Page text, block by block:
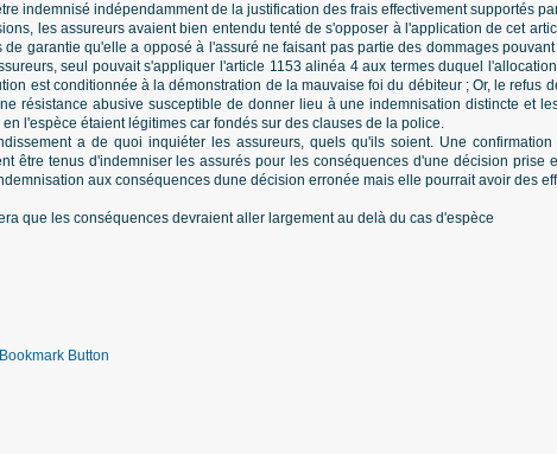
indemnisé indépendamment de la justification des frais effectivement supportés
les assureurs avaient bien entendu tenté de s'opposer à l'application de cet
de garantie qu'elle a opposé à l'assuré ne faisant pas partie des dommages
seul pouvait s'appliquer l'article 1153 alinéa 4 aux termes duquel
est conditionnée à la démonstration de la mauvaise foi du débiteur ; Or, le refus
résistance abusive susceptible de donner lieu à une indemnisation distincte et
l'espèce étaient légitimes car fondés sur des clauses de la police.
a de quoi inquiéter les assureurs, quels qu'ils soient. Une
être tenus d'indemniser les assurés pour les conséquences d'une décision prise
aux conséquences dune décision erronée mais elle pourrait avoir des
que les conséquences devraient aller largement au delà du cas d'espèce